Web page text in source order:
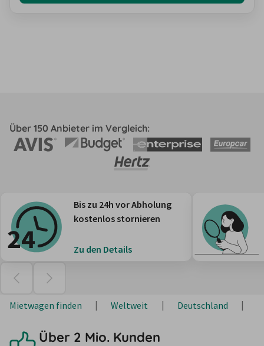
Über 150 Anbieter im Vergleich:
Bis zu 24h vor Abholung
kostenlos stornieren
Zu den Details
Mietwagen finden Weltweit Deutschland
Über 2 Mio. Kunden